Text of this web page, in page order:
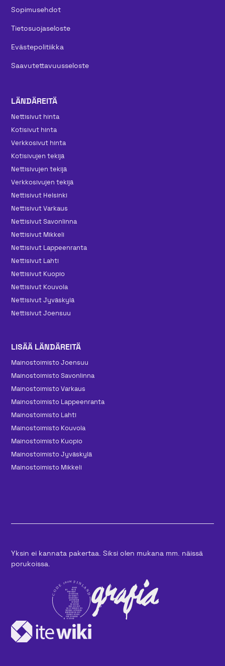
Sopimusehdot
Tietosuojaseloste
Evästepolitiikka
Saavutettavuusseloste
LÄNDÄREITÄ
Nettisivut hinta
Kotisivut hinta
Verkkosivut hinta
Kotisivujen tekijä
Nettisivujen tekijä
Verkkosivujen tekijä
Nettisivut Helsinki
Nettisivut Varkaus
Nettisivut Savonlinna
Nettisivut Mikkeli
Nettisivut Lappeenranta
Nettisivut Lahti
Nettisivut Kuopio
Nettisivut Kouvola
Nettisivut Jyväskylä
Nettisivut Joensuu
LISÄÄ LÄNDÄREITÄ
Mainos­toimisto Joensuu
Mainos­toimisto Savonlinna
Mainos­toimisto Varkaus
Mainos­toimisto Lappeenranta
Mainos­toimisto Lahti
Mainos­toimisto Kouvola
Mainos­toimisto Kuopio
Mainos­toimisto Jyväskylä
Mainos­toimisto Mikkeli
Yksin ei kannata pakertaa. Siksi olen mukana mm. näissä
porukoissa.